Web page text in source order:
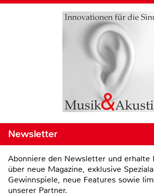
Newsletter
Abonniere den Newsletter und erhalte
über neue Magazine, exklusive
Gewinnspiele, neue Features sowie
unserer Partner.